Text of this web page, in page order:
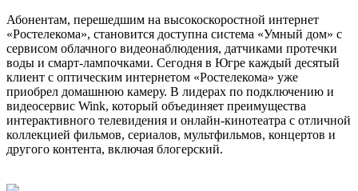
Абонентам, перешедшим на высокоскоростной интернет
«Ростелекома», становится доступна система «Умный дом» с
сервисом облачного видеонаблюдения, датчиками протечки
воды и смарт-лампочками. Сегодня в Югре каждый десятый
клиент с оптическим интернетом «Ростелекома» уже
приобрел домашнюю камеру. В лидерах по подключению и
видеосервис Wink, который объединяет преимущества
интерактивного телевидения и онлайн-кинотеатра с отличной
коллекцией фильмов, сериалов, мультфильмов, концертов и
другого контента, включая блогерский.